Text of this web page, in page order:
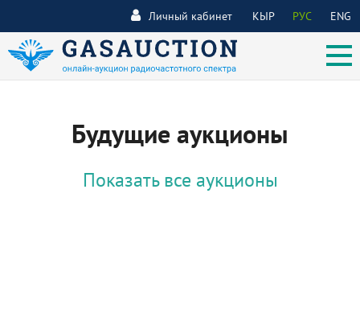
КЫР РУС ENG
Личный кабинет
Будущие аукционы
Показать все аукционы